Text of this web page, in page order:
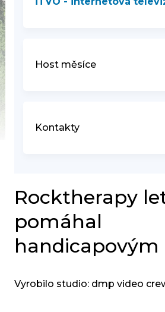
Host měsíce
Kontakty
Rocktherapy
pomáhal
handicapovým
Vyrobilo studio: dmp video